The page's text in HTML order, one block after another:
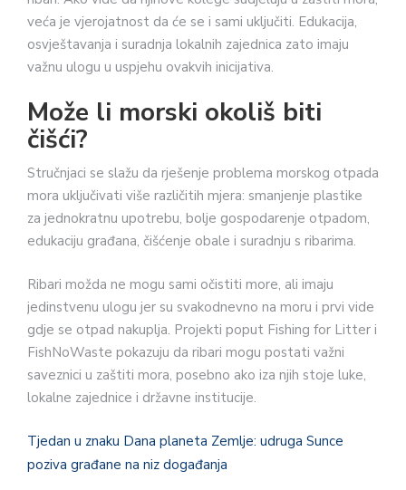
veća je vjerojatnost da će se i sami uključiti. Edukacija,
osvještavanja i suradnja lokalnih zajednica zato imaju
važnu ulogu u uspjehu ovakvih inicijativa.
Može li morski okoliš biti
čišći?
Stručnjaci se slažu da rješenje problema morskog otpada
mora uključivati više različitih mjera: smanjenje plastike
za jednokratnu upotrebu, bolje gospodarenje otpadom,
edukaciju građana, čišćenje obale i suradnju s ribarima.
Ribari možda ne mogu sami očistiti more, ali imaju
jedinstvenu ulogu jer su svakodnevno na moru i prvi vide
gdje se otpad nakuplja. Projekti poput Fishing for Litter i
FishNoWaste pokazuju da ribari mogu postati važni
saveznici u zaštiti mora, posebno ako iza njih stoje luke,
lokalne zajednice i državne institucije.
Tjedan u znaku Dana planeta Zemlje: udruga Sunce
poziva građane na niz događanja